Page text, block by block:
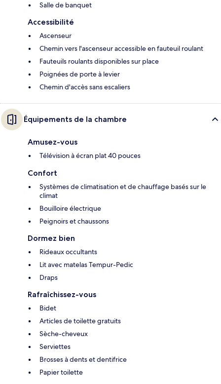
Salle de banquet
Accessibilité
Ascenseur
Chemin vers l'ascenseur accessible en fauteuil roulant
Fauteuils roulants disponibles sur place
Poignées de porte à levier
Chemin d'accès sans escaliers
Équipements de la chambre
Amusez-vous
Télévision à écran plat 40 pouces
Confort
Systèmes de climatisation et de chauffage basés sur le
climat
Bouilloire électrique
Peignoirs et chaussons
Dormez bien
Rideaux occultants
Lit avec matelas Tempur-Pedic
Draps
Rafraîchissez-vous
Bidet
Articles de toilette gratuits
Sèche-cheveux
Serviettes
Brosses à dents et dentifrice
Papier toilette